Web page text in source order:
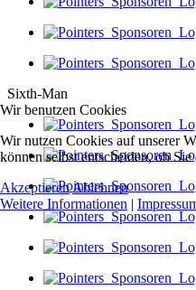
Sixth-Man
Wir benutzen Cookies
Wir nutzen Cookies auf unserer
können selbst entscheiden, ob
AkzeptierenAblehnen
Weitere Informationen |